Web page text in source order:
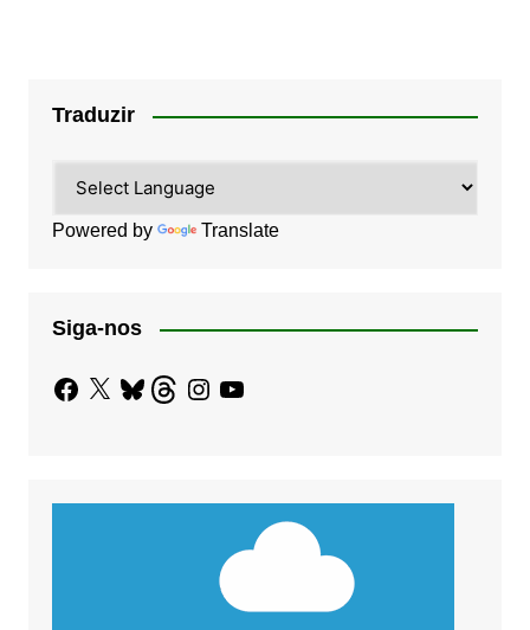
Traduzir
Powered by Translate
Siga-nos
Facebook
X BlueskyThreadsInstagram
YouTube